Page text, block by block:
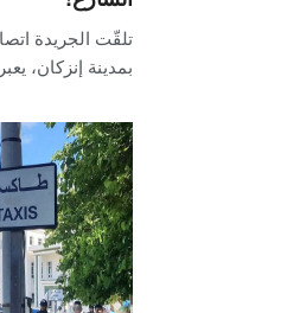
تلقّت الجريدة
بمدينة إنزكان،